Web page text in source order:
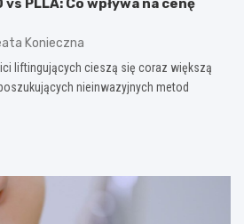
PLLA: Co wpływa na cenę
Konieczna
liftingujących cieszą się coraz większą
nieinwazyjnych metod